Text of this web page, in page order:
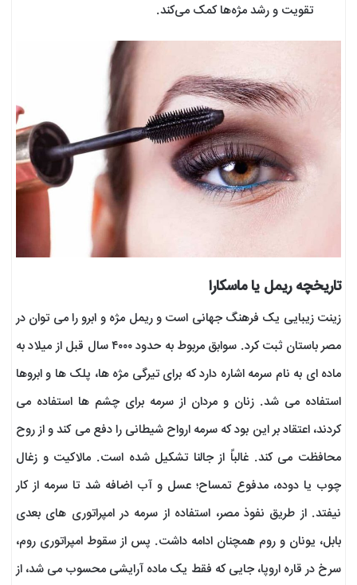
تقویت و رشد مژه‌ها کمک می‌کند.
تاریخچه ریمل یا ماسکارا
زینت زیبایی یک فرهنگ جهانی است و ریمل مژه و ابرو را می توان در
مصر باستان ثبت کرد. سوابق مربوط به حدود ۴۰۰۰ سال قبل از میلاد به
ماده ای به نام سرمه اشاره دارد که برای تیرگی مژه ها، پلک ها و ابروها
استفاده می شد. زنان و مردان از سرمه برای چشم ها استفاده می
کردند، اعتقاد بر این بود که سرمه ارواح شیطانی را دفع می کند و از روح
محافظت می کند. غالباً از جالنا تشکیل شده است. مالاکیت و زغال
چوب یا دوده، مدفوع تمساح؛ عسل و آب اضافه شد تا سرمه از کار
نیفتد. از طریق نفوذ مصر، استفاده از سرمه در امپراتوری های بعدی
بابل، یونان و روم همچنان ادامه داشت. پس از سقوط امپراتوری روم،
سرخ در قاره اروپا، جایی که فقط یک ماده آرایشی محسوب می شد، از